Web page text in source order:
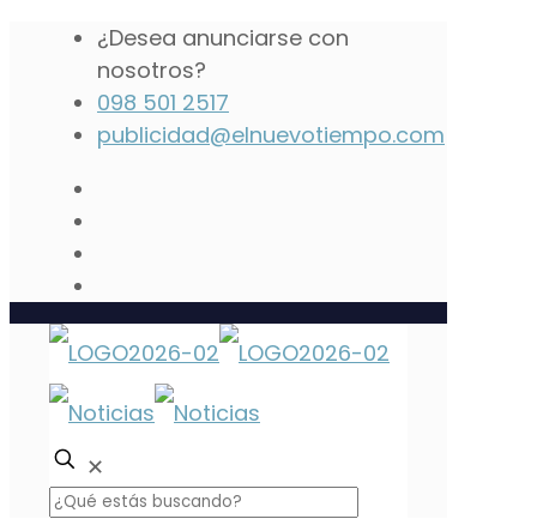
¿Desea anunciarse con
nosotros?
098 501 2517
publicidad@elnuevotiempo.com
✕